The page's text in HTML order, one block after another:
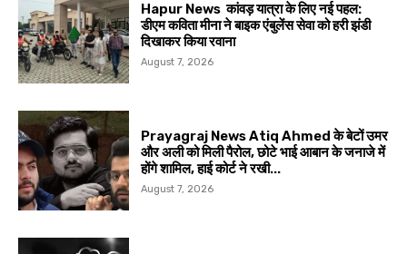
Hapur News कांवड़ यात्रा के लिए नई पहल:
डीएम कविता मीना ने बाइक एंबुलेंस सेवा को हरी झंडी
दिखाकर किया रवाना
August 7, 2026
Prayagraj News Atiq Ahmed के बेटों उमर
और अली को मिली पैरोल, छोटे भाई आबान के जनाजे में
होंगे शामिल, हाई कोर्ट ने रखी...
August 7, 2026